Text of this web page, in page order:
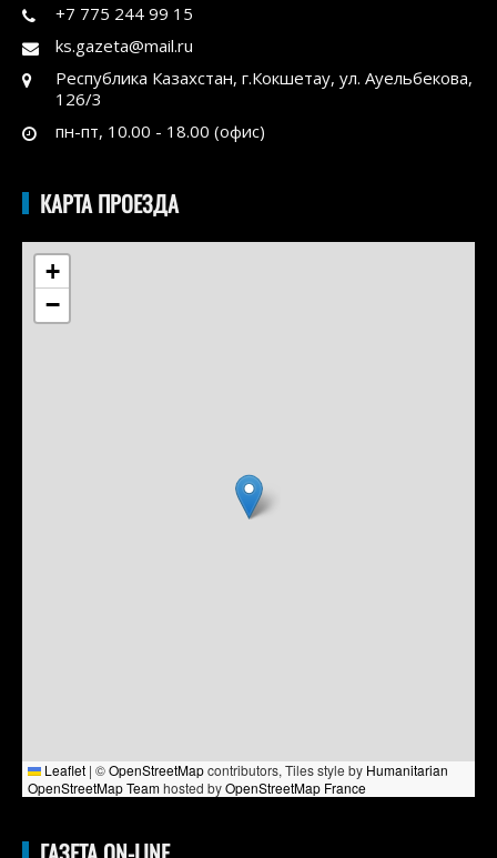
+7 775 244 99 15
ks.gazeta@mail.ru
Республика Казахстан, г.Кокшетау, ул. Ауельбекова,
126/3
пн-пт, 10.00 - 18.00 (офис)
КАРТА ПРОЕЗДА
+
−
Leaflet | ©OpenStreetMapcontributors, Tiles style by Humanitarian
OpenStreetMap Teamhosted byOpenStreetMap France